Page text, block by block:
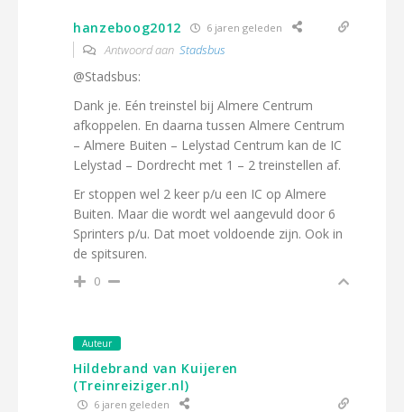
hanzeboog2012 6 jaren geleden
Antwoord aan Stadsbus
@Stadsbus:
Dank je. Eén treinstel bij Almere Centrum
afkoppelen. En daarna tussen Almere Centrum
– Almere Buiten – Lelystad Centrum kan de IC
Lelystad – Dordrecht met 1 – 2 treinstellen af.
Er stoppen wel 2 keer p/u een IC op Almere
Buiten. Maar die wordt wel aangevuld door 6
Sprinters p/u. Dat moet voldoende zijn. Ook in
de spitsuren.
0
Auteur
Hildebrand van Kuijeren
(Treinreiziger.nl)
6 jaren geleden